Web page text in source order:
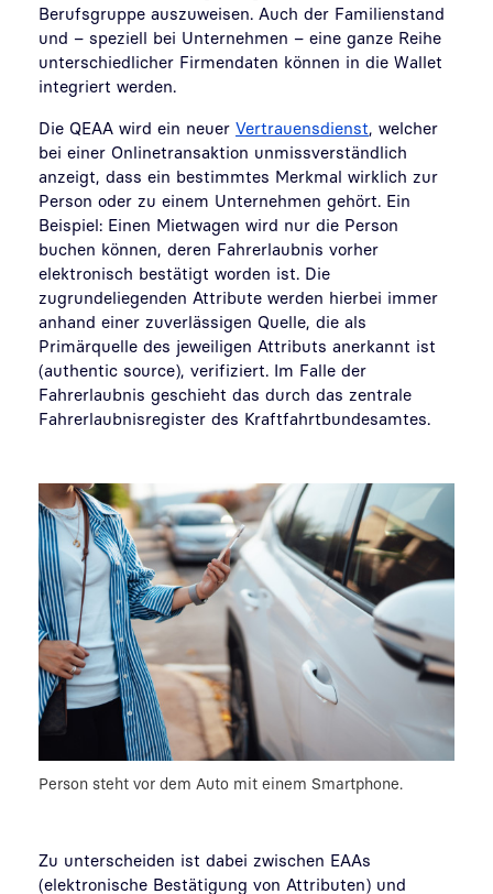
Berufsgruppe auszuweisen. Auch der Familienstand
und – speziell bei Unternehmen – eine ganze Reihe
unterschiedlicher Firmendaten können in die Wallet
integriert werden.
Die QEAA wird ein neuer Vertrauensdienst , welcher
bei einer Onlinetransaktion unmissverständlich
anzeigt, dass ein bestimmtes Merkmal wirklich zur
Person oder zu einem Unternehmen gehört. Ein
Beispiel: Einen Mietwagen wird nur die Person
buchen können, deren Fahrerlaubnis vorher
elektronisch bestätigt worden ist. Die
zugrundeliegenden Attribute werden hierbei immer
anhand einer zuverlässigen Quelle, die als
Primärquelle des jeweiligen Attributs anerkannt ist
(authentic source), verifiziert. Im Falle der
Fahrerlaubnis geschieht das durch das zentrale
Fahrerlaubnisregister des Kraftfahrtbundesamtes.
Person steht vor dem Auto mit einem Smartphone.
Zu unterscheiden ist dabei zwischen EAAs
(elektronische Bestätigung von Attributen) und